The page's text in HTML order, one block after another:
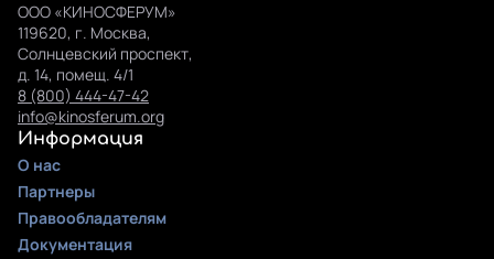
ООО «КИНОСФЕРУМ»
119620, г. Москва,
Солнцевский проспект,
д. 14, помещ. 4/1
8 (800) 444-47-42
info@kinosferum.org
Информация
О нас
Партнеры
Правообладателям
Документация